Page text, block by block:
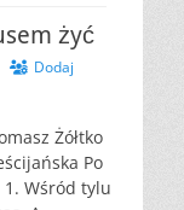
żyć
Dodaj
Żółtko
Po
1. Wśród tylu